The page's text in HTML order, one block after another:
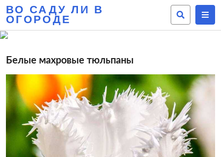
ВО САДУ ЛИ В
ОГОРОДЕ
Белые махровые тюльпаны